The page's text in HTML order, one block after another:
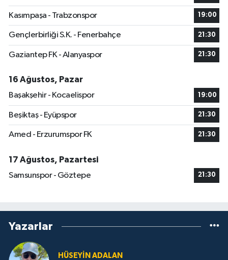
Kasımpaşa - Trabzonspor 19:00
Gençlerbirliği S.K. - Fenerbahçe 21:30
Gaziantep FK - Alanyaspor 21:30
16 Ağustos, Pazar
Başakşehir - Kocaelispor
19:00
Beşiktaş - Eyüpspor 21:30
Amed - Erzurumspor FK 21:30
17 Ağustos, Pazartesi
Samsunspor - Göztepe
21:30
Yazarlar
HÜSEYIN ADALAN